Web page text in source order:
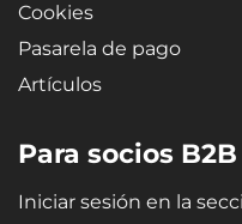
Cookies
Pasarela de pago
Artículos
Para socios B2B
Iniciar sesión en la